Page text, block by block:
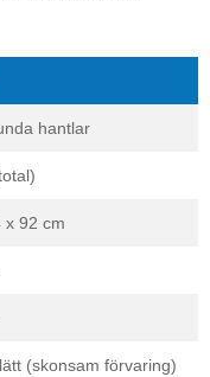
hantlar
x 92 cm
(skonsam förvaring)